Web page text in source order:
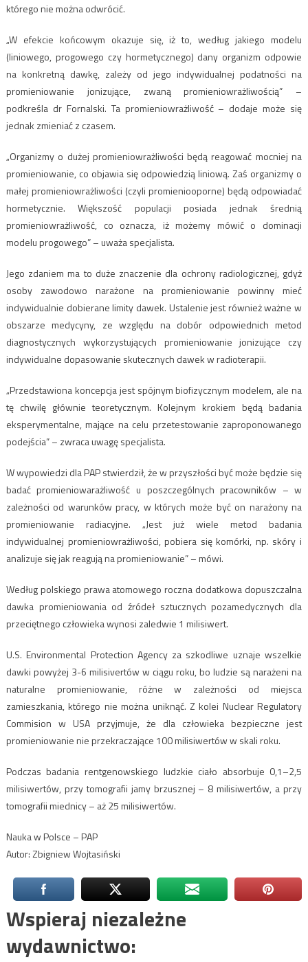
którego nie można odwrócić.
„W efekcie końcowym okazuje się, iż to, według jakiego modelu
(liniowego, progowego czy hormetycznego) dany organizm odpowie
na konkretną dawkę, zależy od jego indywidualnej podatności na
promieniowanie jonizujące, zwaną promieniowrażliwością” –
podkreśla dr Fornalski. Ta promieniowrażliwość – dodaje może się
jednak zmieniać z czasem.
„Organizmy o dużej promieniowrażliwości będą reagować mocniej na
promieniowanie, co objawia się odpowiedzią liniową. Zaś organizmy o
małej promieniowrażliwości (czyli promieniooporne) będą odpowiadać
hormetycznie. Większość populacji posiada jednak średnią
promieniowrażliwość, co oznacza, iż możemy mówić o dominacji
modelu progowego” – uważa specjalista.
Jego zdaniem ma to duże znaczenie dla ochrony radiologicznej, gdyż
osoby zawodowo narażone na promieniowanie powinny mieć
indywidualnie dobierane limity dawek. Ustalenie jest również ważne w
obszarze medycyny, ze względu na dobór odpowiednich metod
diagnostycznych wykorzystujących promieniowanie jonizujące czy
indywidualne dopasowanie skutecznych dawek w radioterapii.
„Przedstawiona koncepcja jest spójnym biofizycznym modelem, ale na
tę chwilę głównie teoretycznym. Kolejnym krokiem będą badania
eksperymentalne, mające na celu przetestowanie zaproponowanego
podejścia” – zwraca uwagę specjalista.
W wypowiedzi dla PAP stwierdził, że w przyszłości być może będzie się
badać promieniowarażliwość u poszczególnych pracowników – w
zależności od warunków pracy, w których może być on narażony na
promieniowanie radiacyjne. „Jest już wiele metod badania
indywidualnej promieniowrażliwości, pobiera się komórki, np. skóry i
analizuje się jak reagują na promieniowanie” – mówi.
Według polskiego prawa atomowego roczna dodatkowa dopuszczalna
dawka promieniowania od źródeł sztucznych pozamedycznych dla
przeciętnego człowieka wynosi zaledwie 1 milisiwert.
U.S. Environmental Protection Agency za szkodliwe uznaje wszelkie
dawki powyżej 3-6 milisivertów w ciągu roku, bo ludzie są narażeni na
naturalne promieniowanie, różne w zależności od miejsca
zamieszkania, którego nie można uniknąć. Z kolei Nuclear Regulatory
Commision w USA przyjmuje, że dla człowieka bezpieczne jest
promieniowanie nie przekraczające 100 milisiwertów w skali roku.
Podczas badania rentgenowskiego ludzkie ciało absorbuje 0,1–2,5
milisiwertów, przy tomografii jamy brzusznej – 8 milisiwertów, a przy
tomografii miednicy – aż 25 milisiwertów.
Nauka w Polsce – PAP
Autor: Zbigniew Wojtasiński
Wspieraj niezależne
wydawnictwo: